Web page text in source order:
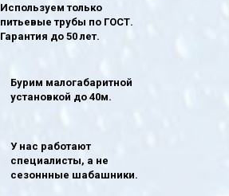
Используем только
питьевые трубы по ГОСТ.
Гарантия до 50 лет.
Бурим малогабаритной
установкой до 40м.
У нас работают
специалисты, а не
сезоннные шабашники.